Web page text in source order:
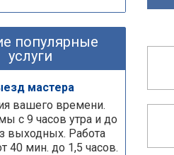
популярные
услуги
мастера
вашего времени.
с 9 часов утра и до
выходных. Работа
40 мин. до 1,5 часов.